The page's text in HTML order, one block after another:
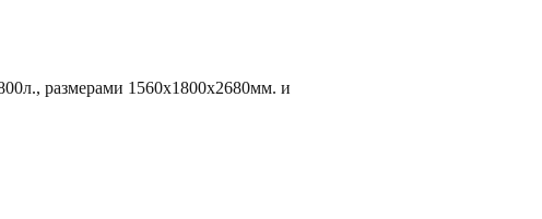
размерами 1560х1800х2680мм. и